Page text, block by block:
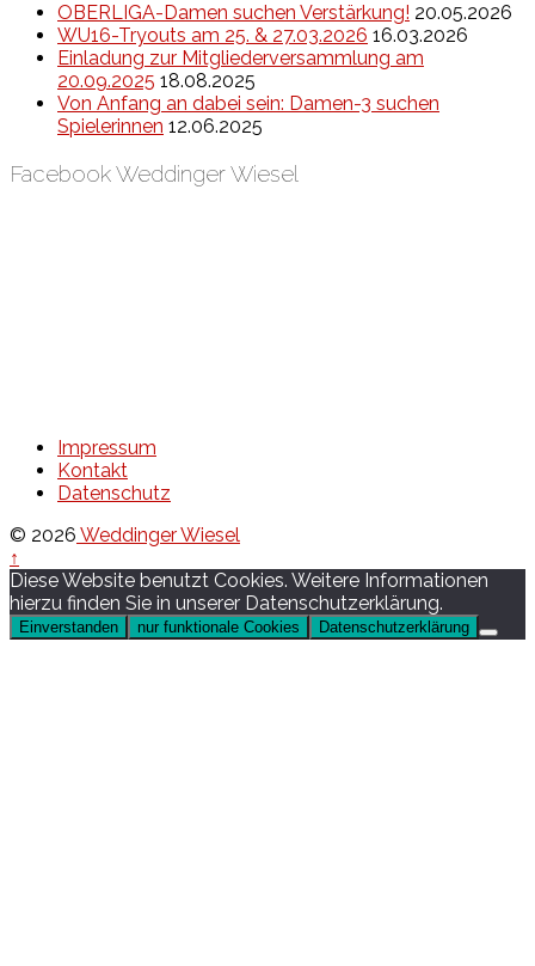
OBERLIGA-Damen suchen Verstärkung! 20.05.2026
WU16-Tryouts am 25. & 27.03.2026 16.03.2026
Einladung zur Mitgliederversammlung am
20.09.2025 18.08.2025
Von Anfang an dabei sein: Damen-3 suchen
Spielerinnen 12.06.2025
Facebook Weddinger Wiesel
Impressum
Kontakt
Datenschutz
© 2026 Weddinger Wiesel
↑
Diese Website benutzt Cookies. Weitere Informationen
hierzu finden Sie in unserer Datenschutzerklärung.
Einverstanden nur funktionale Cookies Datenschutzerklärung